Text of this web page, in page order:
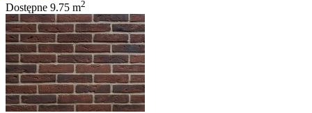
Dostępne 9.75 m2